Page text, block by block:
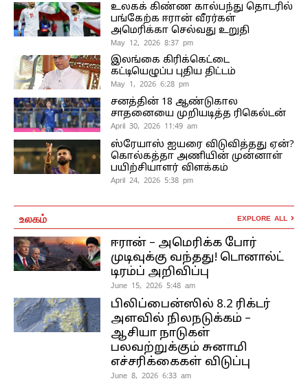
உலகக் கிண்ண கால்பந்து தொடரில்
பங்கேற்க ஈரான் வீரர்கள்
அமெரிக்கா செல்வது உறுதி
May 12, 2026 8:37 pm
இலங்கை கிரிக்கெட்டை
கட்டியெழுப்ப புதிய திட்டம்
May 1, 2026 6:28 pm
சனத்தின் 18 ஆண்டுகால
சாதனையை முறியடித்த ரிகெல்டன்
April 30, 2026 11:49 am
ஸ்ரேயாஸ் ஐயரை விடுவித்தது ஏன்?
கொல்கத்தா அணியின் முன்னாள்
பயிற்சியாளர் விளக்கம்
April 24, 2026 5:38 pm
உலகம் EXPLORE ALL
ஈரான் – அமெரிக்க போர்
முடிவுக்கு வந்தது! டொனால்ட்
டிரம்ப் அறிவிப்பு
June 15, 2026 5:48 am
பிலிப்பைன்ஸில் 8.2 ரிக்டர்
அளவில் நிலநடுக்கம் –
ஆசியா நாடுகள்
பலவற்றுக்கும் சுனாமி
எச்சரிக்கைகள் விடுப்பு
June 8, 2026 6:33 am